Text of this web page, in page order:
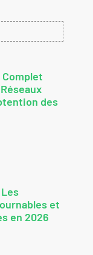
Complet
des
et
en 2026